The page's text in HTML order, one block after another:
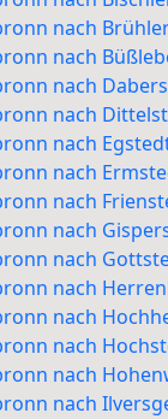
nach
nach
nach
nach
nach
nach
nach
nach
nach
nach
nach
nach
nach
nach